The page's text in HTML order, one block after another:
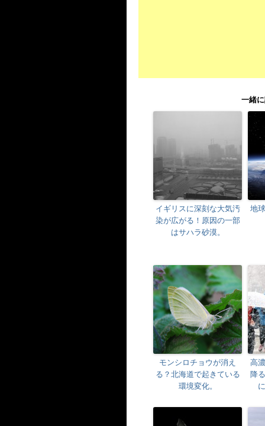
一緒
イギリスに深刻な大気汚
染が広がる！原因の一部
はサハラ砂漠。
地
モンシロチョウが消え
る？北海道で起きている
環境変化。
高
降